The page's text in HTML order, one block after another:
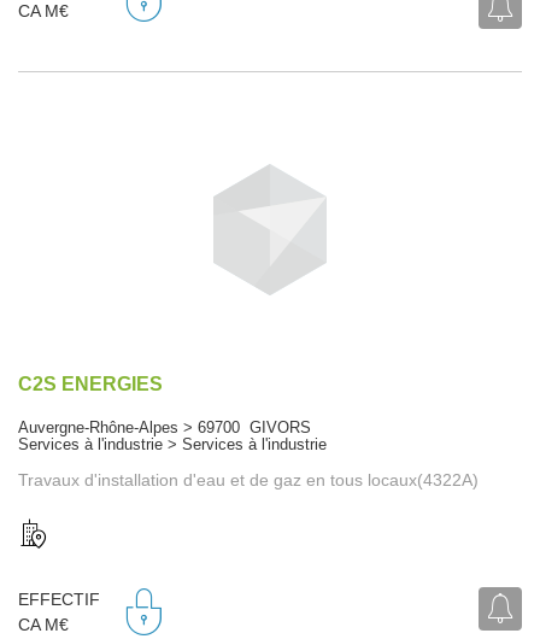
CA M€
C2S ENERGIES
Auvergne-Rhône-Alpes > 69700 GIVORS
Services à l'industrie > Services à l'industrie
Travaux d'installation d'eau et de gaz en tous locaux(4322A)
EFFECTIF
CA M€